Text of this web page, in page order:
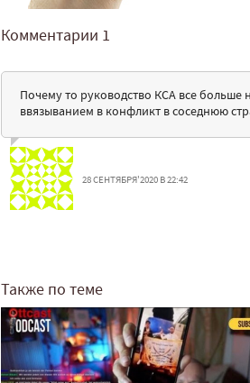
Комментарии 1
Почему то руководство КСА все
ввязыванием в конфликт в соседнюю
28 СЕНТЯБРЯ'2020 В 22:42
Также по теме